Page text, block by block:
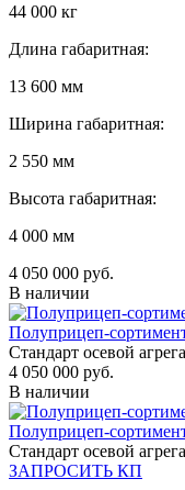
44 000 кг
Длина габаритная:
13 600 мм
Ширина габаритная:
2 550 мм
Высота габаритная:
4 000 мм
4 050 000 руб.
В наличии
Полуприцеп-
Стандарт осевой
4 050 000 руб.
В наличии
Полуприцеп-
Стандарт осевой
ЗАПРОСИТЬ КП